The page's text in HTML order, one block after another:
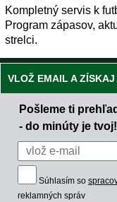
Kompletný servis k
Program zápasov,
strelci.
VLOŽ EMAIL A
Pošleme ti
- do minúty je tvoj!
Súhlasím so
reklamných správ